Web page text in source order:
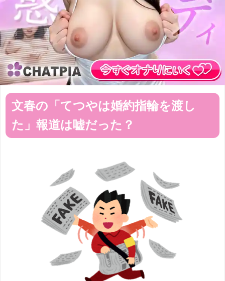
文春の「てつやは婚約指輪を渡し
た」報道は嘘だった？